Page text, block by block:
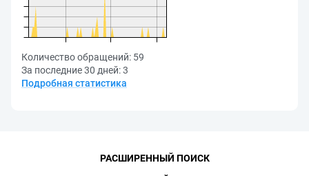
Количество обращений: 59
За последние 30 дней:3
Подробная статистика
РАСШИРЕННЫЙ ПОИСК